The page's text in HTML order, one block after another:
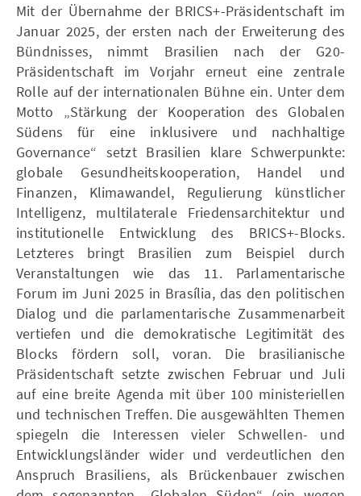
Mit der Übernahme der BRICS+-Präsidentschaft im
Januar 2025, der ersten nach der Erweiterung des
Bündnisses, nimmt Brasilien nach der G20-
Präsidentschaft im Vorjahr erneut eine zentrale
Rolle auf der internationalen Bühne ein. Unter dem
Motto „Stärkung der Kooperation des Globalen
Südens für eine inklusivere und nachhaltige
Governance“ setzt Brasilien klare Schwerpunkte:
globale Gesundheitskooperation, Handel und
Finanzen, Klimawandel, Regulierung künstlicher
Intelligenz, multilaterale Friedensarchitektur und
institutionelle Entwicklung des BRICS+-Blocks.
Letzteres bringt Brasilien zum Beispiel durch
Veranstaltungen wie das 11. Parlamentarische
Forum im Juni 2025 in Brasília, das den politischen
Dialog und die parlamentarische Zusammenarbeit
vertiefen und die demokratische Legitimität des
Blocks fördern soll, voran. Die brasilianische
Präsidentschaft setzte zwischen Februar und Juli
auf eine breite Agenda mit über 100 ministeriellen
und technischen Treffen. Die ausgewählten Themen
spiegeln die Interessen vieler Schwellen- und
Entwicklungsländer wider und verdeutlichen den
Anspruch Brasiliens, als Brückenbauer zwischen